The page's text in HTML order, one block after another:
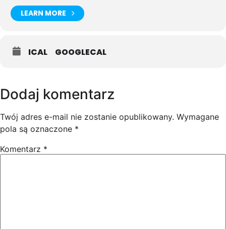
LEARN MORE
ICAL GOOGLECAL
Dodaj komentarz
Twój adres e-mail nie zostanie opublikowany. Wymagane
pola są oznaczone *
Komentarz *